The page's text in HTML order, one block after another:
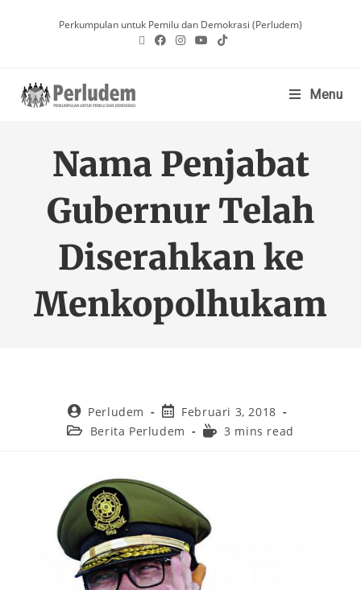
Perkumpulan untuk Pemilu dan Demokrasi (Perludem)
Menu
Nama Penjabat
Gubernur Telah
Diserahkan ke
Menkopolhukam
Perludem
Februari 3, 2018
Berita Perludem
3 mins read